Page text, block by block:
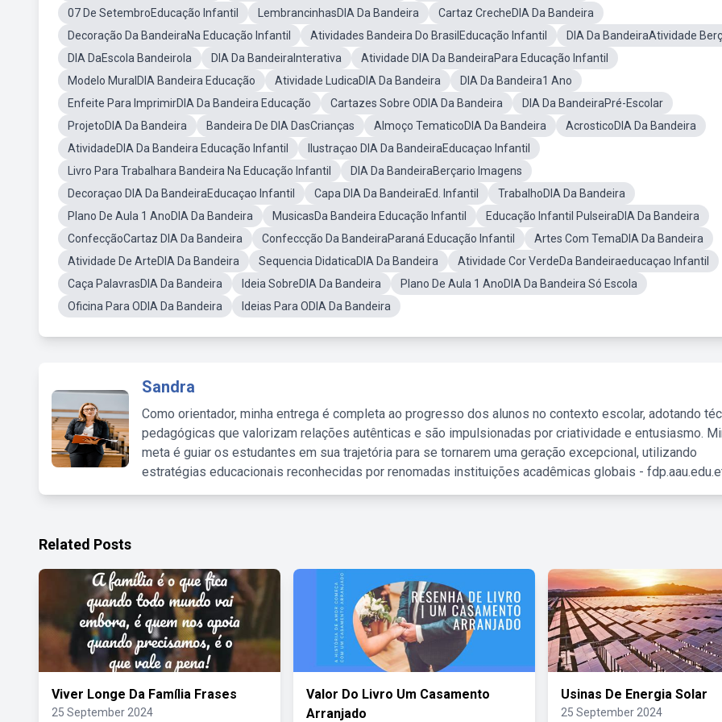
07 De SetembroEducação Infantil LembrancinhasDIA Da Bandeira
Cartaz CrecheDIA Da Bandeira
Decoração Da BandeiraNa Educação Infantil
Atividades Bandeira Do BrasilEducação Infantil
DIA Da BandeiraAtividade
DIA DaEscola Bandeirola
DIA Da BandeiraInterativa
Atividade DIA Da BandeiraPara Educação Infantil
Modelo MuralDIA Bandeira Educação
Atividade LudicaDIA Da Bandeira
DIA Da Bandeira1 Ano
Enfeite Para ImprimirDIA Da Bandeira Educação
Cartazes Sobre ODIA Da Bandeira
DIA Da BandeiraPré-Escolar
ProjetoDIA Da Bandeira
Bandeira De DIA DasCrianças Almoço TematicoDIA Da Bandeira
AcrosticoDIA Da Bandeira
AtividadeDIA Da Bandeira Educação Infantil
Ilustraçao DIA Da BandeiraEducaçao Infantil
Livro Para Trabalhara Bandeira Na Educação Infantil
DIA Da BandeiraBerçario Imagens
Decoraçao DIA Da BandeiraEducaçao Infantil
Capa DIA Da BandeiraEd. Infantil
TrabalhoDIA Da Bandeira
Plano De Aula 1 AnoDIA Da Bandeira
MusicasDa Bandeira Educação Infantil
Educação Infantil PulseiraDIA Da Bandeira
ConfecçãoCartaz DIA Da Bandeira
Confeccção Da BandeiraParaná Educação Infantil
Artes Com TemaDIA Da Bandeira
Atividade De ArteDIA Da Bandeira
Sequencia DidaticaDIA Da Bandeira
Atividade Cor VerdeDa Bandeiraeducaçao Infantil
Caça PalavrasDIA Da Bandeira
Ideia SobreDIA Da Bandeira
Plano De Aula 1 AnoDIA Da Bandeira Só Escola
Oficina Para ODIA Da Bandeira
Ideias Para ODIA Da Bandeira
Sandra
Como orientador, minha entrega é completa ao progresso dos alunos no contexto escolar, adotando
pedagógicas que valorizam relações autênticas e são impulsionadas por criatividade e entusiasmo.
meta é guiar os estudantes em sua trajetória para se tornarem uma geração excepcional, utilizando
estratégias educacionais reconhecidas por renomadas instituições acadêmicas globais -
Related Posts
Viver Longe Da Família Frases
25 September 2024
Valor Do Livro Um Casamento
Arranjado
Usinas De Energia Solar
25 September 2024